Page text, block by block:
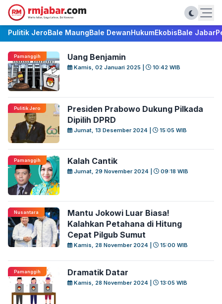
Pulitik JeroBale MaungBale DewanHukumEkobisBale Jabar
Pamanggih Uang Benjamin
Kamis, 02 Januari 2025 | 10:42 WIB
Pulitik Jero
Presiden Prabowo Dukung Pilkada
Dipilih DPRD
Jumat, 13 Desember 2024 | 15:05 WIB
Pamanggih Kalah Cantik
Jumat, 29 November 2024 | 09:18 WIB
Nusantara
Mantu Jokowi Luar Biasa!
Kalahkan Petahana di Hitung
Cepat Pilgub Sumut
Kamis, 28 November 2024 | 15:00 WIB
Pamanggih Dramatik Datar
Kamis, 28 November 2024 | 13:05 WIB